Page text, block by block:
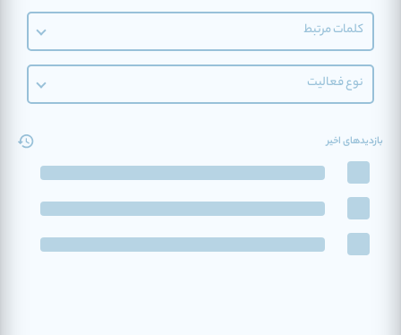
کلمات مرتبط
نوع فعالیت
بازدیدهای اخیر